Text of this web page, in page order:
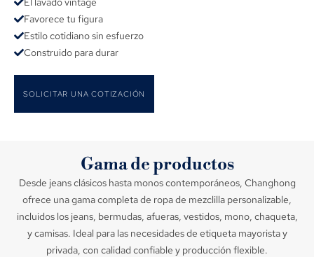
Favorece tu figura
Estilo cotidiano sin esfuerzo
Construido para durar
SOLICITAR UNA COTIZACIÓN
Gama de productos
Desde jeans clásicos hasta monos contemporáneos, Changhong
ofrece una gama completa de ropa de mezclilla personalizable,
incluidos los jeans, bermudas, afueras, vestidos, mono, chaqueta,
y camisas. Ideal para las necesidades de etiqueta mayorista y
privada, con calidad confiable y producción flexible.